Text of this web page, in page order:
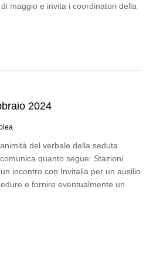
maggio e invita i coordinatori della
2024
del verbale della seduta
quanto segue: Stazioni
incontro con Invitalia per un ausilio
e fornire eventualmente un